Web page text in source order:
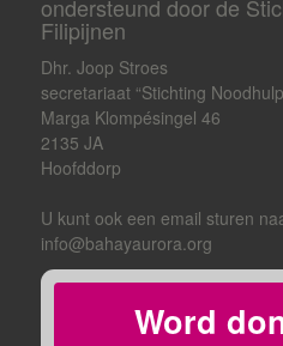
ondersteund door de
Filipijnen
Dhr. Joop Stroes
secretariaat “Stichting
Marga Klompésingel 46
2135 JA
Hoofddorp
U kunt ook een email sturen
info@bahayaurora.org
Word